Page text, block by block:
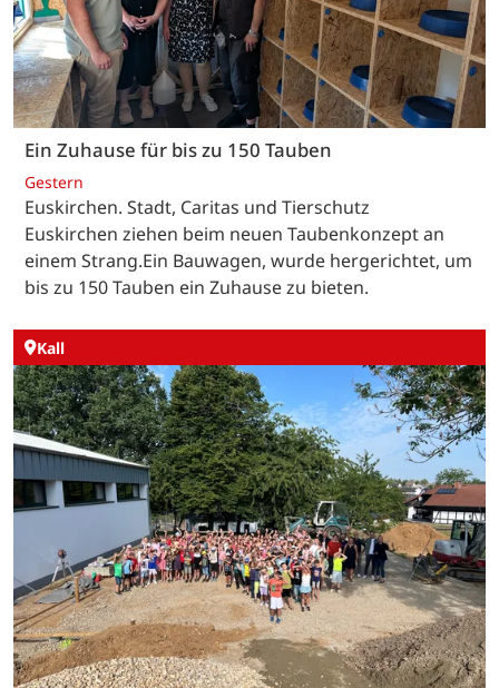
Ein Zuhause für bis zu 150 Tauben
Gestern
Euskirchen. Stadt, Caritas und Tierschutz
Euskirchen ziehen beim neuen Taubenkonzept an
einem Strang.Ein Bauwagen, wurde hergerichtet, um
bis zu 150 Tauben ein Zuhause zu bieten.
Kall